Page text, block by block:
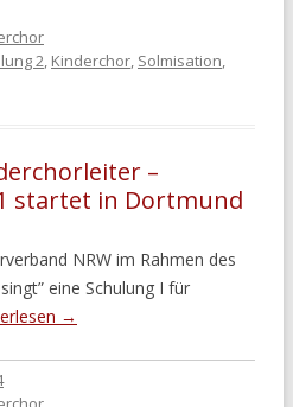
2, Kinderchor, Solmisation,
–
startet in Dortmund
NRW im Rahmen des
eine Schulung I für
→